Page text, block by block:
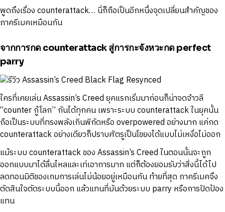
พูดถึงเรื่อง counterattack… นี่ก็ถือเป็นอีกหนึ่งจุดเปลี่ยนสำคัญของ
ภาครีเมคเหมือนกัน
จากการกด counterattack สู่การกะจังหวะกด perfect
parry
ใครที่เคยเล่น Assassin’s Creed ยุคแรกเริ่มมาก่อนก็น่าจดจำวลี
“counter กู้โลก” กันได้ทุกคน เพราะระบบ counterattack ในยุคนั้น
ถือเป็นระบบที่ทรงพลังเกินพิกัดหรือ overpowered อย่างมาก แค่กด
counterattack อย่างเดียวก็ปราบศัตรูเป็นโขยงได้แบบไม่เหงื่อไม่ออก
แม้ระบบ counterattack ของ Assassin’s Creed ในตอนนั้นจะถูก
ออกแบบมาได้ลื่นไหลและเท่เอาการมาก แต่ก็ต้องยอมรับว่าสิ่งนี้ได้ไป
ลดทอนมิติของเกมการเล่นไม่น้อยอยู่เหมือนกัน ท้ายที่สุด ภาครีเมคจึง
ตัดสินใจตัดระบบนี้ออก แล้วแทนที่มันด้วยระบบ parry หรือการปัดป้อง
แทน